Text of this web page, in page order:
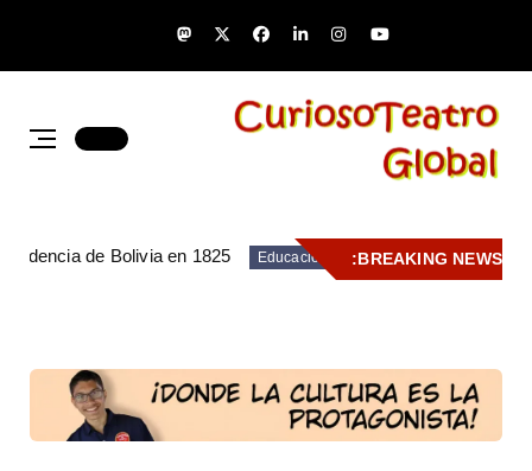
BREAKING NEWS:
Educación
de Bolivia en 1825